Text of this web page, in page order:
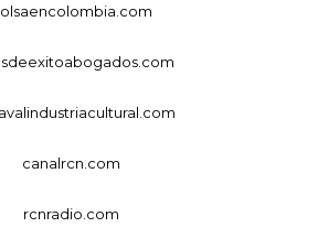
canalrcn.com
rcnradio.com